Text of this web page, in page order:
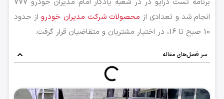
برنامه تست درایو در در شعبه یادگار امام مدیران خودرو 777
انجام شد و تعدادی از محصولات شرکت مدیران خودرواز حدود
10 صبح تا 16، در اختیار مشتریان و متقاضیان قرار گرفت.
سر فصل‌های مقاله